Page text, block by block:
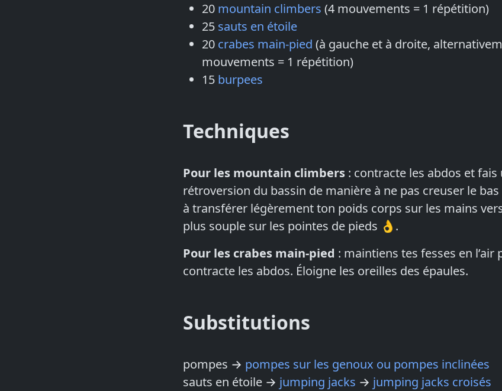
20 mountain climbers (4 mouvements = 1 répétition)
25 sauts en étoile
20 crabes main-pied (à gauche et à droite,
mouvements = 1 répétition)
15 burpees
Techniques
Pour les mountain climbers : contracte les abdos et fais
rétroversion du bassin de manière à ne pas creuser le bas
à transférer légèrement ton poids corps sur les mains
plus souple sur les pointes de pieds 👌.
Pour les crabes main-pied : maintiens tes fesses en l’air
contracte les abdos. Éloigne les oreilles des épaules.
Substitutions
pompes → pompes sur les genoux ou pompes inclinées
sauts en étoile → jumping jacks → jumping jacks croisés